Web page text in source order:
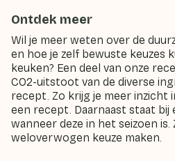
Ontdek meer
Wil je meer weten over de
en hoe je zelf bewuste keuzes
keuken? Een deel van onze
CO2-uitstoot van de diverse
recept. Zo krijg je meer inzicht
een recept. Daarnaast staat
wanneer deze in het seizoen is.
weloverwogen keuze maken.